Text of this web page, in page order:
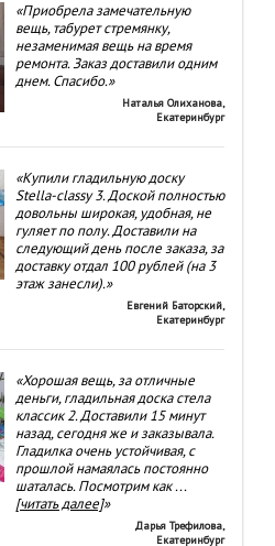
«Приобрела замечательную
вещь, табурет стремянку,
незаменимая вещь на время
ремонта. Заказ доставили одним
днем. Спасибо.»
Наталья Олиханова,
Екатеринбург
«Купили гладильную доску
Stella-classy 3. Доской полностью
довольны широкая, удобная, не
гуляет по полу. Доставили на
следующий день после заказа, за
доставку отдал 100 рублей (на 3
этаж занесли).»
Евгений Баторский,
Екатеринбург
«Хорошая вещь, за отличные
деньги, гладильная доска стела
классик 2. Доставили 15 минут
назад, сегодня же и заказывала.
Гладилка очень устойчивая, с
прошлой намаялась постоянно
шаталась. Посмотрим как...
[читать далее]»
Дарья Трефилова,
Екатеринбург